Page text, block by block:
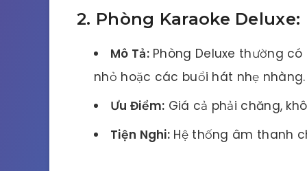
2. Phòng Karaoke Deluxe:
Mô Tả:Phòng Deluxe thường
nhỏ hoặc các buổi hát nhẹ nhàng.
Ưu Điểm: Giá cả phải chăng,
Tiện Nghi: Hệ thống âm thanh